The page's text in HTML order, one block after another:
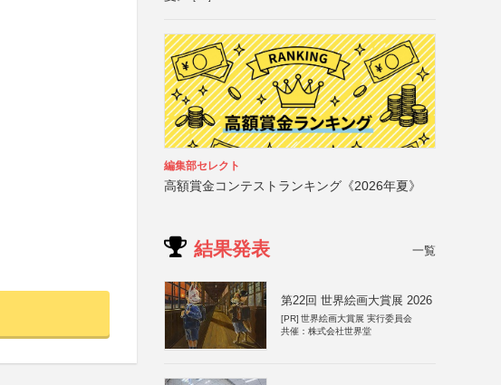
編集部セレクト
高額賞金コンテストランキング《2026年夏》
結果発表 一覧
第22回 世界絵画大賞展 2026
[PR] 世界絵画大賞展 実行委員会
共催：株式会社世界堂